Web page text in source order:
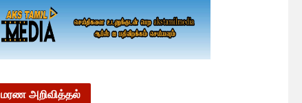
மரண அறிவித்தல்